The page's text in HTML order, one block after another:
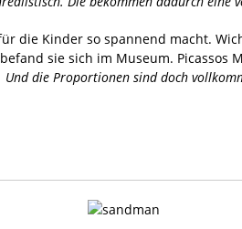
die Kinder so spannend macht.
sie sich im Museum. Picassos
die Proportionen sind doch